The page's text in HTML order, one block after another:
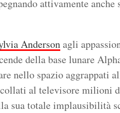
attivamente anche
Andersonagli
della base lunare
nello spazio aggrappati
al televisore milioni
sua totale implausibilità